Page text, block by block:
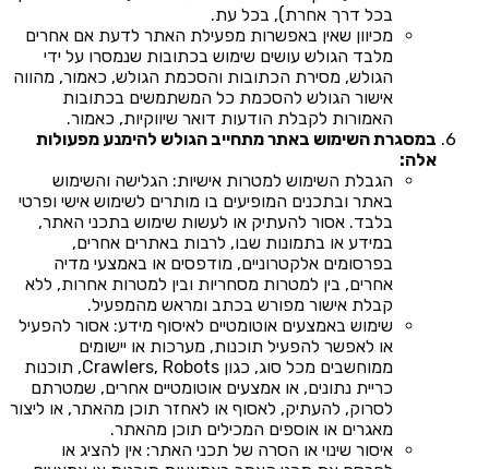
בכל דרך אחרת), בכל עת.
מכיוון שאין באפשרות מפעילת האתר לדעת אם אחרים
מלבד הגולש עושים שימוש בכתובות שנמסרו על ידי
הגולש, מסירת הכתובות והסכמת הגולש, כאמור, מהווה
אישור הגולש להסכמת כל המשתמשים בכתובות
האמורות לקבלת הודעות דואר שיווקיות, כאמור.
במסגרת השימוש באתר מתחייב הגולש להימנע מפעולות
אלה:
הגבלת השימוש למטרות אישיות: הגלישה והשימוש
באתר ובתכנים המופיעים בו מותרים לשימוש אישי ופרטי
בלבד. אסור להעתיק או לעשות שימוש בתכני האתר,
במידע או בתמונות שבו, לרבות באתרים אחרים,
בפרסומים אלקטרוניים, מודפסים או באמצעי מדיה
אחרים, בין למטרות מסחריות ובין למטרות אחרות, ללא
קבלת אישור מפורש בכתב ומראש מהמפעיל.
שימוש באמצעים אוטומטיים לאיסוף מידע: אסור להפעיל
או לאפשר להפעיל תוכנות, מערכות או יישומים
ממוחשבים מכל סוג, כגון Crawlers, Robots, תוכנות
כריית נתונים, או אמצעים אוטומטיים אחרים, שמטרתם
לסרוק, להעתיק, לאסוף או לאחזר תוכן מהאתר, או ליצור
מאגרים או אוספים המכילים תוכן מהאתר.
איסור שינוי או הסרה של תכני האתר: אין להציג או